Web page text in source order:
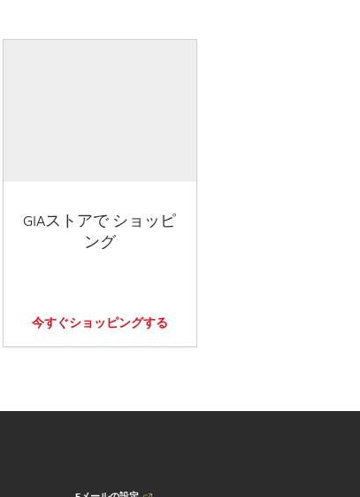
GIAストアで ショッピ
ング
今すぐショッピングする